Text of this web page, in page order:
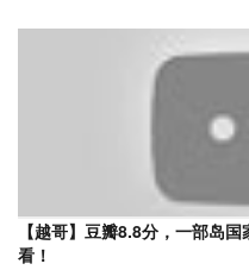
【越哥】豆瓣8.8分，一部岛
看！